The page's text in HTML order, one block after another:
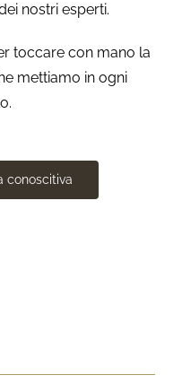
nostri esperti.
toccare con mano la
mettiamo in ogni
conoscitiva